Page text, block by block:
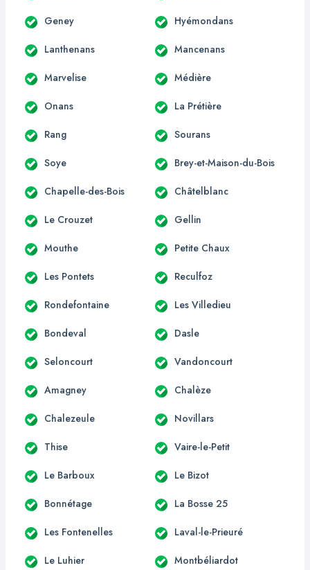
Geney Hyémondans
Lanthenans Mancenans
Marvelise Médière
Onans La Prétière
Rang Sourans
Soye Brey-et-Maison-du-Bois
Chapelle-des-Bois Châtelblanc
Le Crouzet Gellin
Mouthe Petite Chaux
Les Pontets Reculfoz
Rondefontaine Les Villedieu
Bondeval Dasle
Seloncourt Vandoncourt
Amagney Chalèze
Chalezeule Novillars
Thise Vaire-le-Petit
Le Barboux Le Bizot
Bonnétage La Bosse 25
Les Fontenelles Laval-le-Prieuré
Le Luhier Montbéliardot